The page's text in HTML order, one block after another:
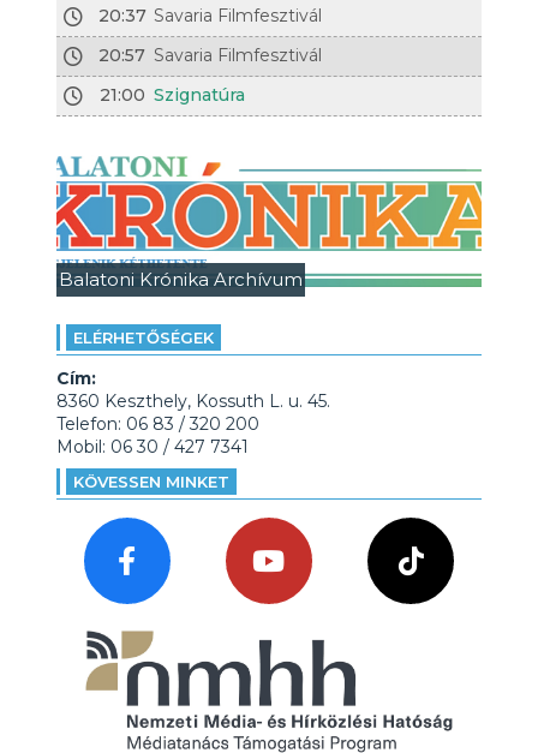
20:37 Savaria Filmfesztivál
20:57 Savaria Filmfesztivál
21:00 Szignatúra
Balatoni Krónika Archívum
ELÉRHETŐSÉGEK
Cím:
8360 Keszthely, Kossuth L. u. 45.
Telefon: 06 83 / 320 200
Mobil: 06 30 / 427 7341
KÖVESSEN MINKET